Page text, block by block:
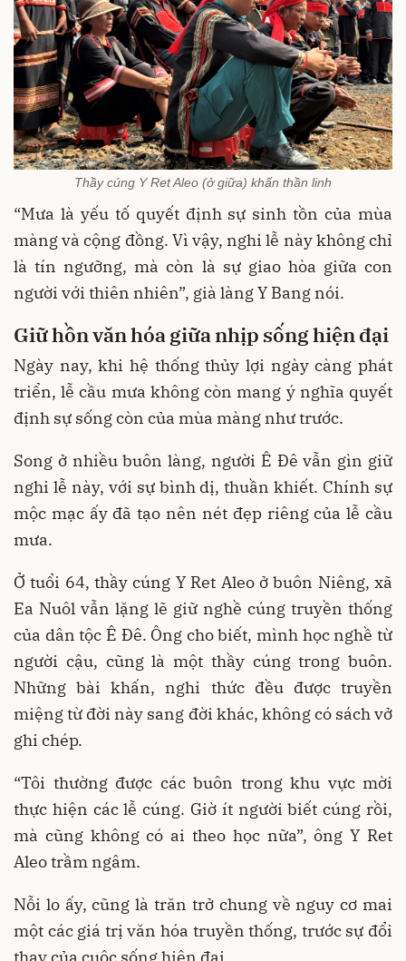
Thầy cúng Y Ret Aleo (ở giữa) khấn thần linh
“Mưa là yếu tố quyết định sự sinh tồn của mùa
màng và cộng đồng. Vì vậy, nghi lễ này không chỉ
là tín ngưỡng, mà còn là sự giao hòa giữa con
người với thiên nhiên”, già làng Y Bang nói.
Giữ hồn văn hóa giữa nhịp sống hiện đại
Ngày nay, khi hệ thống thủy lợi ngày càng phát
triển, lễ cầu mưa không còn mang ý nghĩa quyết
định sự sống còn của mùa màng như trước.
Song ở nhiều buôn làng, người Ê Đê vẫn gìn giữ
nghi lễ này, với sự bình dị, thuần khiết. Chính sự
mộc mạc ấy đã tạo nên nét đẹp riêng của lễ cầu
mưa.
Ở tuổi 64, thầy cúng Y Ret Aleo ở buôn Niêng, xã
Ea Nuôl vẫn lặng lẽ giữ nghề cúng truyền thống
của dân tộc Ê Đê. Ông cho biết, mình học nghề từ
người cậu, cũng là một thầy cúng trong buôn.
Những bài khấn, nghi thức đều được truyền
miệng từ đời này sang đời khác, không có sách vở
ghi chép.
“Tôi thường được các buôn trong khu vực mời
thực hiện các lễ cúng. Giờ ít người biết cúng rồi,
mà cũng không có ai theo học nữa”, ông Y Ret
Aleo trầm ngâm.
Nỗi lo ấy, cũng là trăn trở chung về nguy cơ mai
một các giá trị văn hóa truyền thống, trước sự đổi